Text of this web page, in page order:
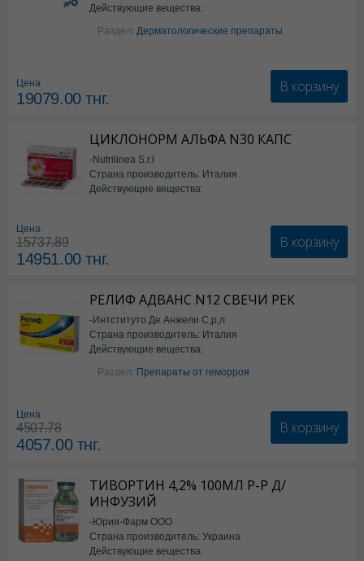
Действующие вещества:
Изотретиноин
Раздел: Дерматологические препараты
Цена
19079.00тнг.
В корзину
ЦИКЛОНОРМ АЛЬФА N30 КАПС
-Nutrilinea S.r.l
Страна производитель: Италия
Действующие вещества:
Цена
15737.89
14951.00тнг.
В корзину
РЕЛИФ АДВАНС N12 СВЕЧИ РЕК
-Интституто Де Анжели С,р,л
Страна производитель: Италия
Действующие вещества:
Бензокаин
Раздел: Препараты от геморроя
Цена
4507.78
4057.00тнг.
В корзину
ТИВОРТИН 4,2% 100МЛ Р-Р Д/
ИНФУЗИЙ
-Юрия-Фарм ООО
Страна производитель: Украина
Действующие вещества: